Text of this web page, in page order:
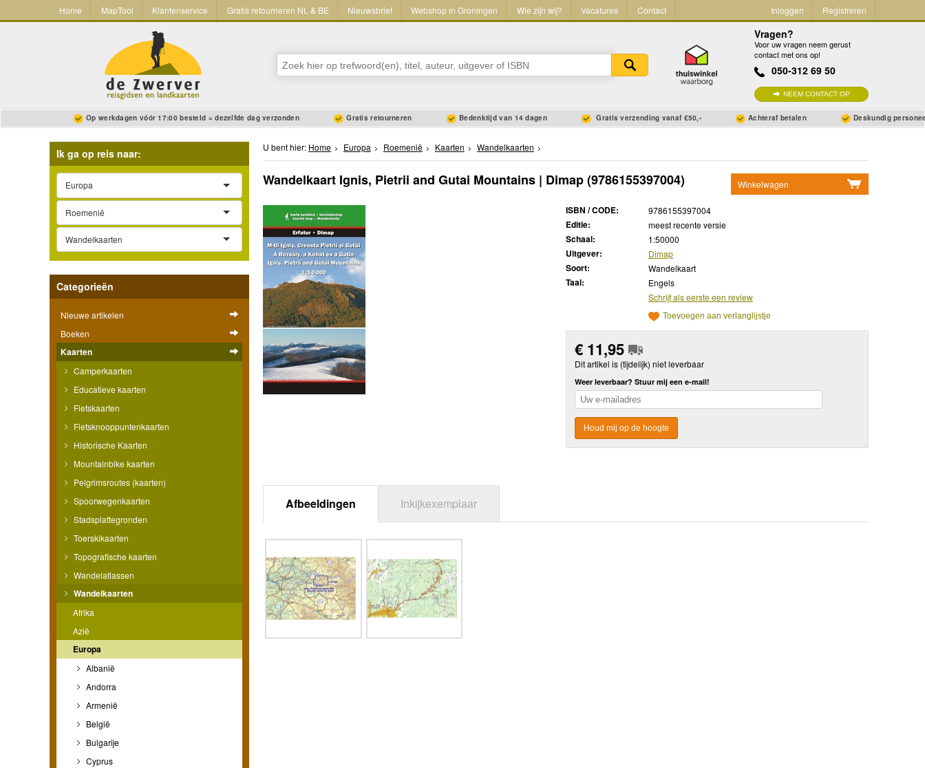
Home MapTool Klantenservice Gratis retourneren NL & BE Nieuwsbrief Webshop in Groningen Wie zijn wij? Vacatures Contact Inloggen Registreren
Vragen?
Voor uw vragen neem gerust
contact met ons op!
050-312 69 50
NEEM CONTACT OP
Op werkdagen vóór 17:00 besteld = dezelfde dag verzonden Gratis retourneren Bedenktijd van 14 dagen Gratis verzending vanaf €50,- Achteraf betalen Deskundig
Ik ga op reis naar:
Europa
Roemenië
Wandelkaarten
Categorieën
Nieuwe artikelen
Boeken
Kaarten
Camperkaarten
Educatieve kaarten
Fietskaarten
Fietsknooppuntenkaarten
Historische Kaarten
Mountainbike kaarten
Pelgrimsroutes (kaarten)
Spoorwegenkaarten
Stadsplattegronden
Toerskikaarten
Topografische kaarten
Wandelatlassen
Wandelkaarten
Afrika
Azië
Europa
Albanië
Andorra
Armenië
België
Bulgarije
Cyprus
U bent hier: Home Europa Roemenië Kaarten Wandelkaarten
Winkelwagen
Wandelkaart Ignis, Pietrii and Gutai Mountains | Dimap(9786155397004)
ISBN / CODE: 9786155397004
Editie: meest recente versie
Schaal: 1:50000
Uitgever: Dimap
Soort: Wandelkaart
Taal:
Engels
Schrijf als eerste een review
Toevoegen aan verlanglijstje
€ 11,95
Dit artikel is (tijdelijk) niet leverbaar
Weer leverbaar? Stuur mij een e-mail!
Houd mij op de hoogte
Afbeeldingen Inkijkexemplaar